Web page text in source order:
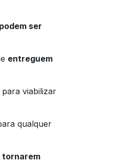
ser
entreguem
viabilizar
qualquer
tornarem